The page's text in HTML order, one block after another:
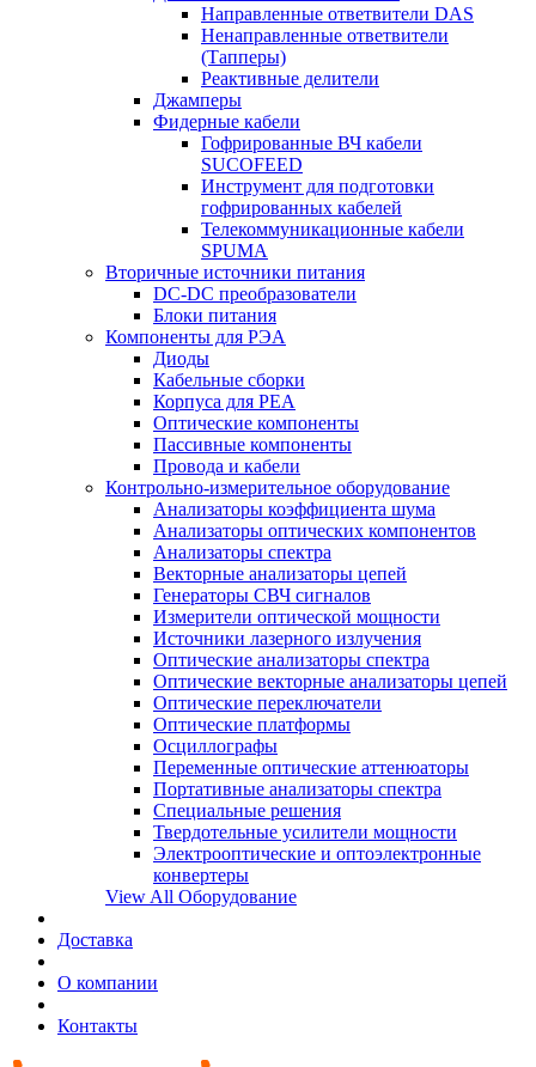
Направленные ответвители DAS
Ненаправленные ответвители
(Тапперы)
Реактивные делители
Джамперы
Фидерные кабели
Гофрированные ВЧ кабели
SUCOFEED
Инструмент для подготовки
гофрированных кабелей
Телекоммуникационные кабели
SPUMA
Вторичные источники питания
DC-DC преобразователи
Блоки питания
Компоненты для РЭА
Диоды
Кабельные сборки
Корпуса для РЕА
Оптические компоненты
Пассивные компоненты
Провода и кабели
Контрольно-измерительное оборудование
Анализаторы коэффициента шума
Анализаторы оптических компонентов
Анализаторы спектра
Векторные анализаторы цепей
Генераторы СВЧ сигналов
Измерители оптической мощности
Источники лазерного излучения
Оптические анализаторы спектра
Оптические векторные анализаторы цепей
Оптические переключатели
Оптические платформы
Осциллографы
Переменные оптические аттенюаторы
Портативные анализаторы спектра
Специальные решения
Твердотельные усилители мощности
Электрооптические и оптоэлектронные
конвертеры
View All Оборудование
Доставка
О компании
Контакты